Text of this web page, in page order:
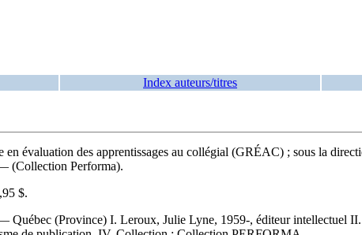
Index auteurs/titres
en évaluation des apprentissages au collégial (GRÉAC) ; sous la
(Collection Performa).
$.
(Province) I. Leroux, Julie Lyne, 1959-, éditeur intellectuel